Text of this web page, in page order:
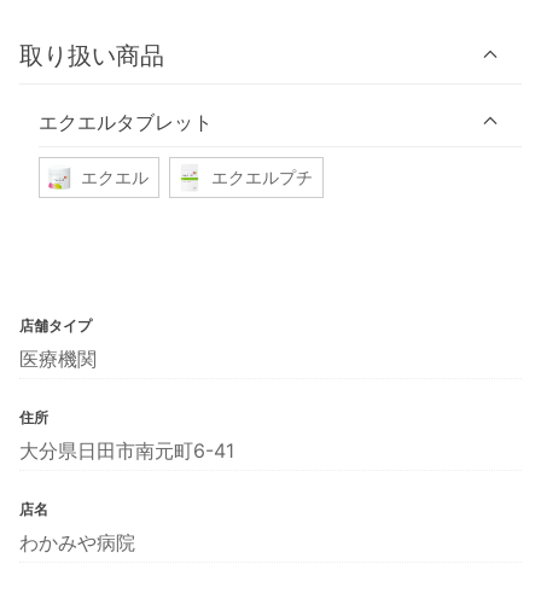
取り扱い商品
エクエルタブレット
エクエル エクエルプチ
店舗タイプ
医療機関
住所
大分県日田市南元町6-41
店名
わかみや病院